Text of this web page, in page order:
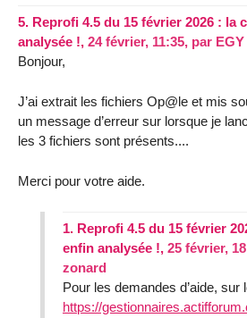
5. Reprofi 4.5 du 15 février 2026 : la
analysée !, 24 février, 11:35, par EGY
Bonjour,
J’ai extrait les fichiers Op@le et mis
un message d’erreur sur lorsque je
les 3 fichiers sont présents....
Merci pour votre aide.
1. Reprofi 4.5 du 15 février
enfin analysée !, 25 février,
zonard
Pour les demandes d’aide, sur
https://